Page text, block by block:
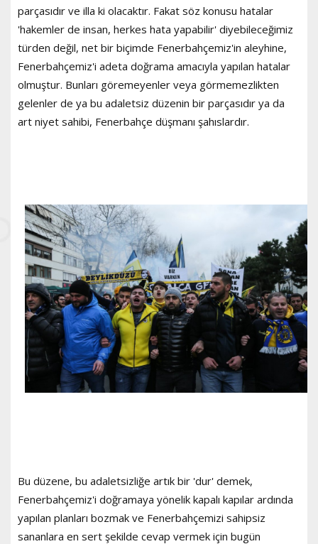
parçasıdır ve illa ki olacaktır. Fakat söz konusu hatalar
'hakemler de insan, herkes hata yapabilir' diyebileceğimiz
türden değil, net bir biçimde Fenerbahçemiz'in aleyhine,
Fenerbahçemiz'i adeta doğrama amacıyla yapılan hatalar
olmuştur. Bunları göremeyenler veya görmemezlikten
gelenler de ya bu adaletsiz düzenin bir parçasıdır ya da
art niyet sahibi, Fenerbahçe düşmanı şahıslardır.
Bu düzene, bu adaletsizliğe artık bir 'dur' demek,
Fenerbahçemiz'i doğramaya yönelik kapalı kapılar ardında
yapılan planları bozmak ve Fenerbahçemizi sahipsiz
sananlara en sert şekilde cevap vermek için bugün